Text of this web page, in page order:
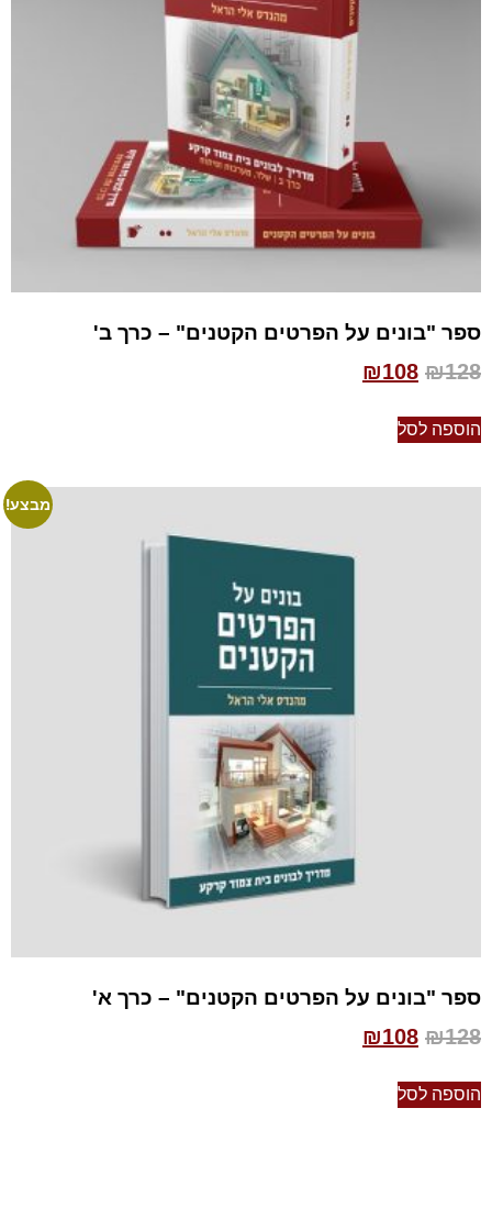
ספר "בונים על הפרטים הקטנים" – כרך ב'
₪128
₪108
הוספה לסל
מבצע!
ספר "בונים על הפרטים הקטנים" – כרך א'
₪128
₪108
הוספה לסל